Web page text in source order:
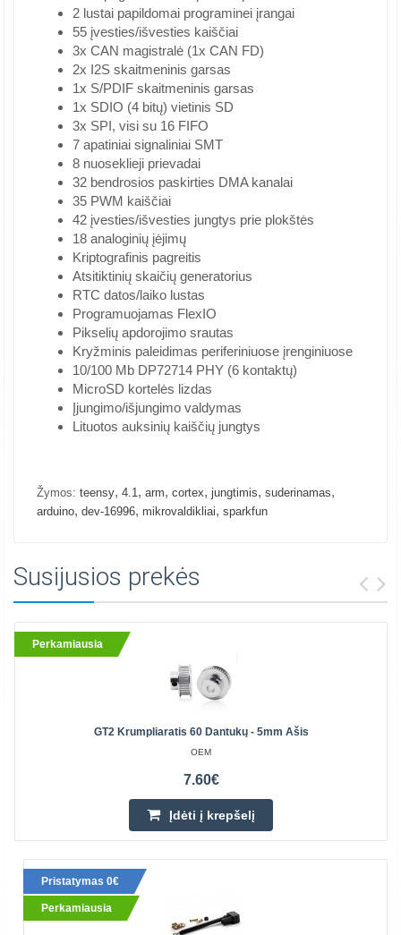
2 lustai papildomai programinei įrangai
55 įvesties/išvesties kaiščiai
3x CAN magistralė (1x CAN FD)
2x I2S skaitmeninis garsas
1x S/PDIF skaitmeninis garsas
1x SDIO (4 bitų) vietinis SD
3x SPI, visi su 16 FIFO
7 apatiniai signaliniai SMT
8 nuoseklieji prievadai
32 bendrosios paskirties DMA kanalai
35 PWM kaiščiai
42 įvesties/išvesties jungtys prie plokštės
18 analoginių įėjimų
Kriptografinis pagreitis
Atsitiktinių skaičių generatorius
RTC datos/laiko lustas
Programuojamas FlexIO
Pikselių apdorojimo srautas
Kryžminis paleidimas periferiniuose įrenginiuose
10/100 Mb DP72714 PHY (6 kontaktų)
MicroSD kortelės lizdas
Įjungimo/išjungimo valdymas
Lituotos auksinių kaiščių jungtys
Žymos: teensy, 4.1, arm, cortex, jungtimis, suderinamas,
arduino, dev-16996, mikrovaldikliai, sparkfun
Susijusios prekės
Perkamiausia
GT2 Krumpliaratis 60 Dantukų - 5mm Ašis
OEM
7.60€
Įdėti į krepšelį
Pristatymas 0€
Perkamiausia